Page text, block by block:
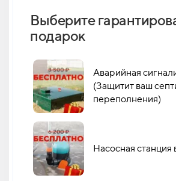
Выберите
подарок
Аварийная
(Защитит ваш
переполнения)
Насосная станция